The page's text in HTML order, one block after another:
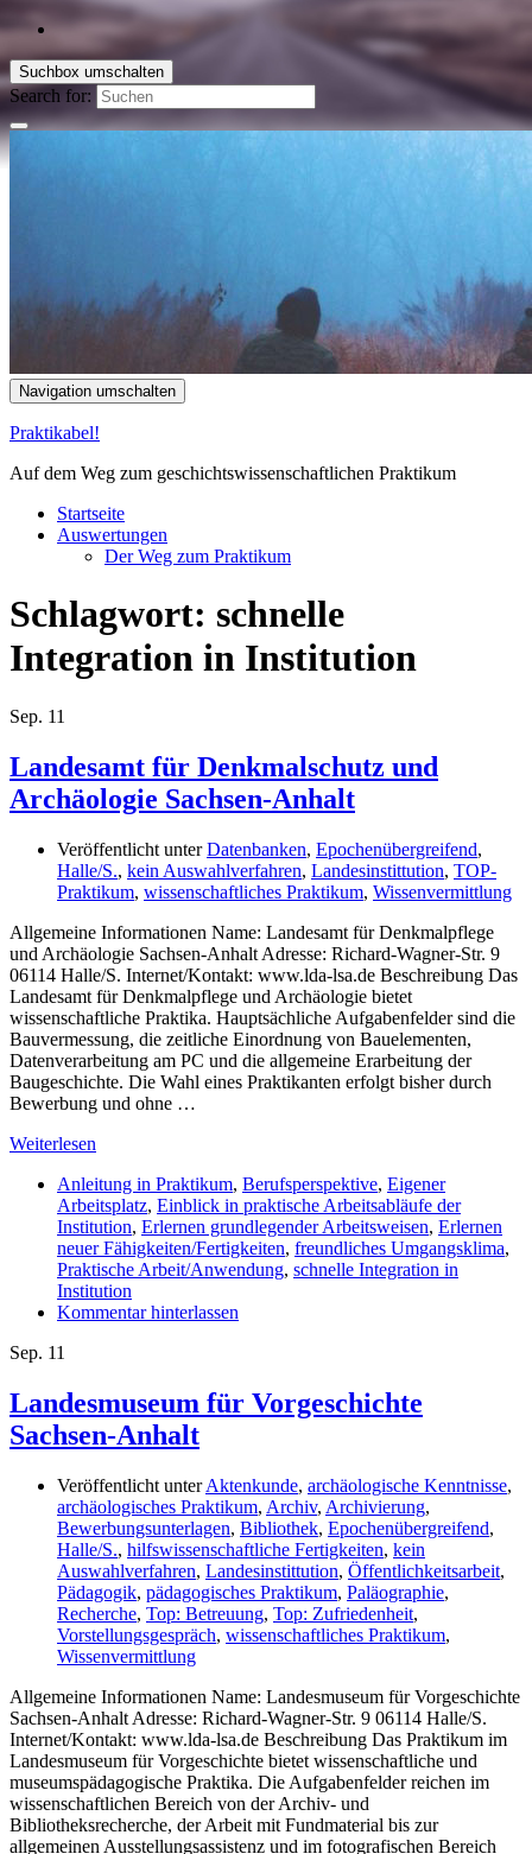
Suchbox umschalten
Search for:
Navigation umschalten
Praktikabel!
Auf dem Weg zum geschichtswissenschaftlichen Praktikum
Startseite
Auswertungen
Der Weg zum Praktikum
Schlagwort: schnelle
Integration in Institution
Sep. 11
Landesamt für Denkmalschutz und
Archäologie Sachsen-Anhalt
Veröffentlicht unterDatenbanken, Epochenübergreifend,
Halle/S., kein Auswahlverfahren, Landesinstittution, TOP-
Praktikum, wissenschaftliches Praktikum, Wissenvermittlung
Allgemeine Informationen Name: Landesamt für Denkmalpflege
und Archäologie Sachsen-Anhalt Adresse: Richard-Wagner-Str. 9
06114 Halle/S. Internet/Kontakt: www.lda-lsa.de Beschreibung Das
Landesamt für Denkmalpflege und Archäologie bietet
wissenschaftliche Praktika. Hauptsächliche Aufgabenfelder sind die
Bauvermessung, die zeitliche Einordnung von Bauelementen,
Datenverarbeitung am PC und die allgemeine Erarbeitung der
Baugeschichte. Die Wahl eines Praktikanten erfolgt bisher durch
Bewerbung und ohne …
Weiterlesen
Anleitung in Praktikum, Berufsperspektive, Eigener
Arbeitsplatz, Einblick in praktische Arbeitsabläufe der
Institution, Erlernen grundlegender Arbeitsweisen, Erlernen
neuer Fähigkeiten/Fertigkeiten, freundliches Umgangsklima,
Praktische Arbeit/Anwendung, schnelle Integration in
Institution
Kommentar hinterlassen
Sep. 11
Landesmuseum für Vorgeschichte
Sachsen-Anhalt
Veröffentlicht unterAktenkunde, archäologische Kenntnisse,
archäologisches Praktikum, Archiv, Archivierung,
Bewerbungsunterlagen, Bibliothek, Epochenübergreifend,
Halle/S., hilfswissenschaftliche Fertigkeiten, kein
Auswahlverfahren, Landesinstittution, Öffentlichkeitsarbeit,
Pädagogik, pädagogisches Praktikum, Paläographie,
Recherche, Top: Betreuung, Top: Zufriedenheit,
Vorstellungsgespräch, wissenschaftliches Praktikum,
Wissenvermittlung
Allgemeine Informationen Name: Landesmuseum für Vorgeschichte
Sachsen-Anhalt Adresse: Richard-Wagner-Str. 9 06114 Halle/S.
Internet/Kontakt: www.lda-lsa.de Beschreibung Das Praktikum im
Landesmuseum für Vorgeschichte bietet wissenschaftliche und
museumspädagogische Praktika. Die Aufgabenfelder reichen im
wissenschaftlichen Bereich von der Archiv- und
Bibliotheksrecherche, der Arbeit mit Fundmaterial bis zur
allgemeinen Ausstellungsassistenz und im fotografischen Bereich